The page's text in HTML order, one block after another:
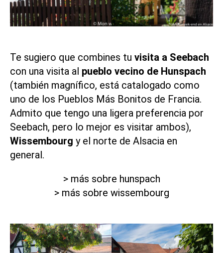
Te sugiero que combines tu visita a Seebach
con una visita al pueblo vecino de Hunspach
(también magnífico, está catalogado como
uno de los Pueblos Más Bonitos de Francia.
Admito que tengo una ligera preferencia por
Seebach, pero lo mejor es visitar ambos),
Wissembourg y el norte de Alsacia en
general.
> más sobre hunspach
> más sobre wissembourg